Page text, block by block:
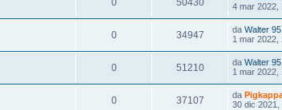
4 mar 2022,
0 34947 da Walter 95
1 mar 2022,
0 51210 da Walter 95
1 mar 2022,
0 37107 da
30 dic 2021,